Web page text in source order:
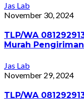
Jas Lab
November 30, 2024
TLP/WA
Murah
Jas Lab
November 29, 2024
TLP/WA